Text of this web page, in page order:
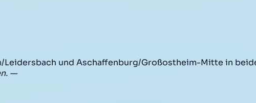
und Aschaffenburg/Großostheim-Mitte in
—